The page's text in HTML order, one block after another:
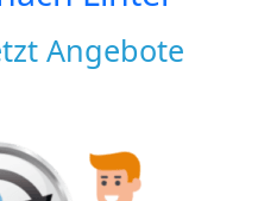
Angebote